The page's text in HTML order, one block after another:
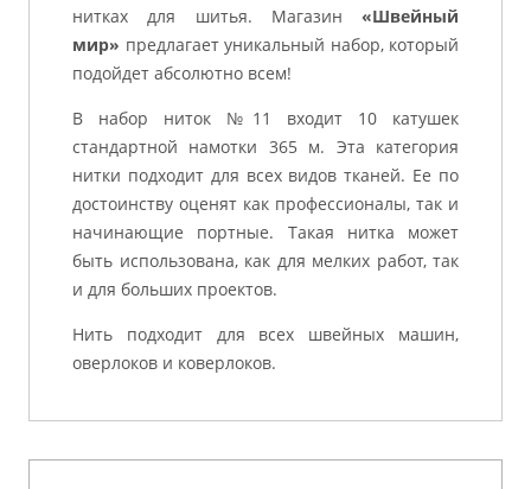
нитках для шитья. Магазин «Швейный
мир» предлагает уникальный набор, который
подойдет абсолютно всем!
В набор ниток №11 входит 10 катушек
стандартной намотки 365 м. Эта категория
нитки подходит для всех видов тканей. Ее по
достоинству оценят как профессионалы, так и
начинающие портные. Такая нитка может
быть использована, как для мелких работ, так
и для больших проектов.
Нить подходит для всех швейных машин,
оверлоков и коверлоков.